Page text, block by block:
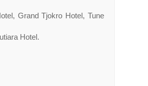
Grand Tjokro Hotel, Tune
Hotel.